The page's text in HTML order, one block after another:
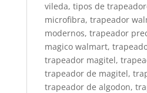
vileda, tipos de
microfibra, trapeador
modernos, trapeador
magico walmart,
trapeador magitel,
trapeador de magitel,
trapeador de algodon,